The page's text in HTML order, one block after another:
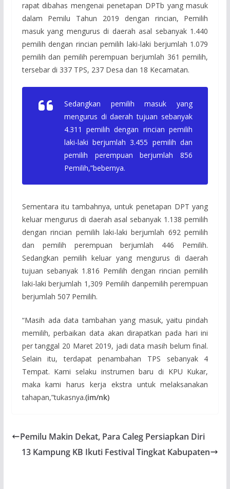
rapat dibahas mengenai penetapan DPTb yang masuk
dalam Pemilu Tahun 2019 dengan rincian, Pemilih
masuk yang mengurus di daerah asal sebanyak 1.440
pemilih dengan rincian pemilih laki-laki berjumlah 1.079
pemilih dan pemilih perempuan berjumlah 361 pemilih,
tersebar di 337 TPS, 237 Desa dan 18 Kecamatan.
Sedangkan pemilih masuk yang
mengurus di daerah tujuan sebanyak
4.311 pemilih dengan rincian pemilih
laki-laki berjumlah 3.455 pemilih dan
pemilih perempuan berjumlah 856
Pemilih,”bebernya.
Sementara itu tambahnya, untuk penetapan DPT yang
keluar mengurus di daerah asal sebanyak 1.138 pemilih
dengan rincian pemilih laki-laki berjumlah 692 pemilih
dan pemilih perempuan berjumlah 446 Pemilih.
Sedangkan pemilih keluar yang mengurus di daerah
tujuan sebanyak 1.816 Pemilih dengan rincian pemilih
laki-laki berjumlah 1,309 Pemilih danpemilih perempuan
berjumlah 507 Pemilih.
“Masih ada data tambahan yang masuk, yaitu pindah
memilih, perbaikan data akan dirapatkan pada hari ini
per tanggal 20 Maret 2019, jadi data masih belum final.
Selain itu, terdapat penambahan TPS sebanyak 4
Tempat. Kami selaku instrumen baru di KPU Kukar,
maka kami harus kerja ekstra untuk melaksanakan
tahapan,”tukasnya.(im/nk)
Pemilu Makin Dekat, Para Caleg Persiapkan Diri
13 Kampung KB Ikuti Festival Tingkat Kabupaten